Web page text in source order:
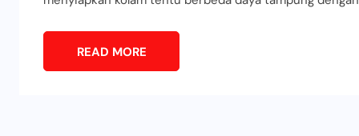
READ MORE